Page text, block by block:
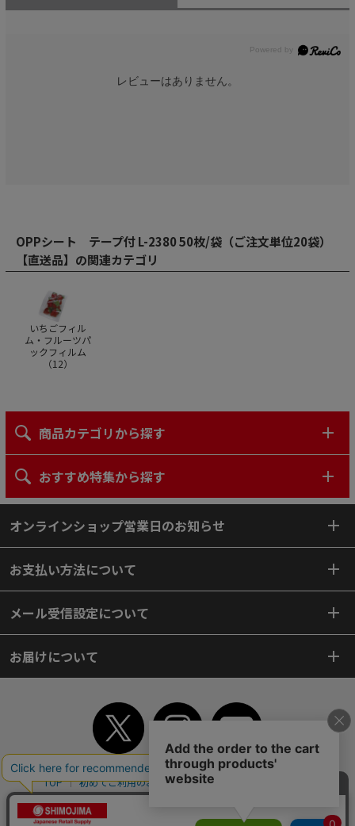
レビューはありません。
OPPシート テープ付 L-2380 50枚/袋（ご注文単位20袋）
【直送品】の関連カテゴリ
いちごフィル
ム・フルーツパ
ックフィルム
（12）
商品カテゴリから探す
おすすめ特集から探す
オンラインショップ営業日のお知らせ
お支払い方法について
メール受信設定について
お届けについて
TOP 初めてご利用のお客様へ ご利用案内
個人情報保護方針
よくあるご質問